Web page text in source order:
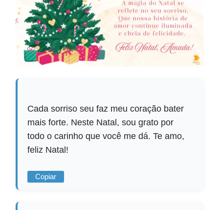
Cada sorriso seu faz meu coração bater
mais forte. Neste Natal, sou grato por
todo o carinho que você me dá. Te amo,
feliz Natal!
Copiar